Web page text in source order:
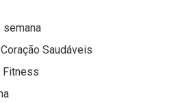
semana
Saudáveis
Fitness